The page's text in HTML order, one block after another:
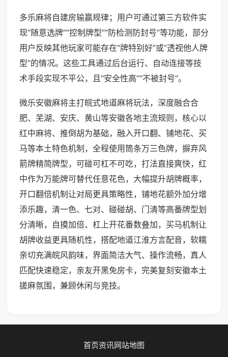
多乐麻将自建房输赢规律；用户可通过第三方软件实
现“随意选牌”“控制牌型”“防检测防封号”等功能，部分
用户反映其他玩家可能存在“牌特别好”或“透视他人牌
型”的情况。这些工具通过后台运行、自动连接等技
术手段实现不平公，且“安全性高”“不被封号”。
微乐安徽麻将主打皖式地道麻将玩法，深度融合合
肥、芜湖、安庆、黄山等安徽各地主流规则，核心以
红中麻将、推倒胡为基础，融入开口翻、铺地花、买
马等本土特色机制，全程使用筒条万三色牌，摒弃风
箭牌精简牌型，可碰可杠不可吃，打法直接爽快，红
中作为万能牌可替代任意花色，大幅提升胡牌概率，
开口翻倍机制让对局更具策略性，铺地花额外加分增
添乐趣，清一色、七对、碰碰胡、门清等高番牌型划
分清晰，自摸加倍、杠上开花番数叠加，买马机制让
胡牌收益更具随机性，搭配地道江淮方言配音，软糯
亲切充满皖风韵味，界面简洁大气、操作流畅，真人
匹配快速稳定，亲友开黑免房卡，完美复刻安徽本土
搓麻氛围，兼顾休闲与竞技。
首页资讯网站地图